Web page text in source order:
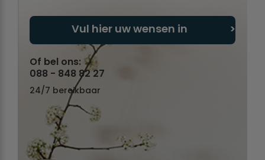
Vul hier uw wensen in
Of bel ons:
088 - 848 82 27
24/7 bereikbaar